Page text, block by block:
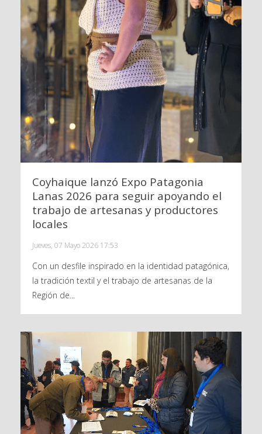
Coyhaique lanzó Expo Patagonia
Lanas 2026 para seguir apoyando el
trabajo de artesanas y productores
locales
Jueves, 07 Mayo 2026 17:53
Con un desfile inspirado en la identidad patagónica,
la tradición textil y el trabajo de artesanas de la
Región de...